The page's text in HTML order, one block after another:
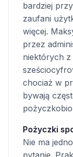
bardziej
zaufani
więcej.
przez
niektórych
chociaż w
bywają
Pożyczki
Nie ma